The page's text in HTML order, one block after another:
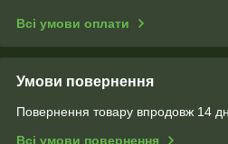
Всі умови оплати
Умови повернення
Повернення товару впродовж 14
Всі умови повернення